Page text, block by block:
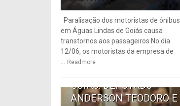
Paralisação dos motoristas de ônibus
em Águas Lindas de Goiás causa
transtornos aos passageiros No dia
12/06, os motoristas da empresa de
Readmore
6
TRANSPORTE PÚBLICO
GOIÁS: DEPUTADO
ANDERSON TEODORO E